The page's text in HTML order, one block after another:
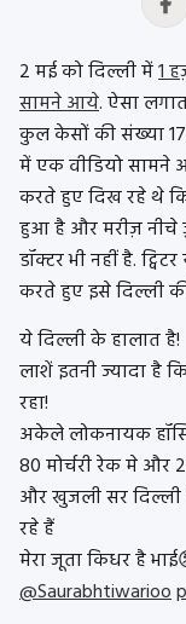
2 मई को दिल्ली में1
सामने आये. ऐसा
कुल केसों की संख्या
में एक वीडियो
करते हुए दिख रहे थे
हुआ है और मरीज़
डॉक्टर भी नहीं है.
करते हुए इसे दिल्ली
ये दिल्ली के हालात है!
लाशें इतनी ज्यादा है
रहा!
अकेले लोकनायक
80 मोर्चरी रेक मे और
और खुजली सर दिल्ली
रहे हैं
मेरा जूता किधर है
@Saurabhtiwarioo